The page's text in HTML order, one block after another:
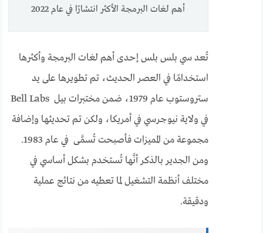
أهم لغات البرمجة الأكثر انتشارًا في عام 2022
تُعد سي بلس بلس إحدى أهم لغات البرمجة وأكثرها
استخدامًا في العصر الحديث، تم تطويرها على يد
ستروستوب عام 1979، ضمن مختبرات بيل Bell Labs
في ولاية نيوجرسي في أمريكا، ولكن تم تحديثها وإضافة
مجموعة من المميزات فأصبحت تُسمَّى في عام 1983.
ومن الجدير بالذكر أنَّها تُستخدم بشكل أساسي في
مختلف أنظمة التشغيل لما تعطيه من نتائج عملية
ودقيقة.